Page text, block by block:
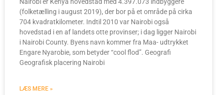
Nairobi er Kenya hovedstad med 4.397.073 indbyggere
(folketælling i august 2019), der bor på et område på cirka
704 kvadratkilometer. Indtil 2010 var Nairobi også
hovedstad i en af landets otte provinser; i dag ligger Nairobi
i Nairobi County. Byens navn kommer fra Maa- udtrykket
Engare Nyarobie, som betyder “cool flod”. Geografi
Geografisk placering Nairobi
LÆS MERE »